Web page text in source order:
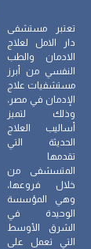
تعتبر مستشفى
دار الامل لعلاج
الادمان والطب
النفسي من أبرز
مستشفيات علاج
الإدمان في مصر،
وذلك لتميز
أساليب العلاج
الحديثة التي
تقدمها
المتسشفى من
خلال فروعها،
وهي المؤسسة
الوحيدة في
الشرق الأوسط
التي تعمل على